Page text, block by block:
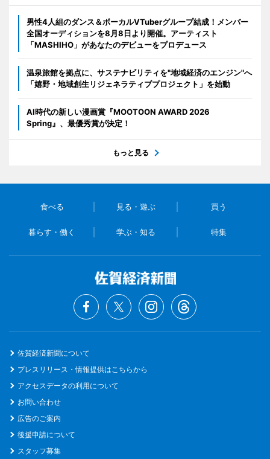
男性4人組のダンス＆ボーカルVTuberグループ結成！メンバー
全国オーディションを8月8日より開催。アーティスト
「MASHIHO」があなたのデビューをプロデュース
温泉旅館を拠点に、サステナビリティを"地域経済のエンジン"へ
「嬉野・地域創生リジェネラティブプロジェクト」を始動
AI時代の新しい漫画賞『MOOTOON AWARD 2026
Spring』、最優秀賞が決定！
もっと見る
食べる 見る・遊ぶ 買う
暮らす・働く 学ぶ・知る 特集
佐賀経済新聞について
プレスリリース・情報提供はこちらから
アクセスデータの利用について
お問い合わせ
広告のご案内
後援申請について
スタッフ募集